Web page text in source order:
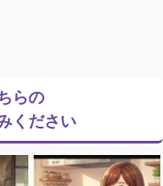
らの
ください